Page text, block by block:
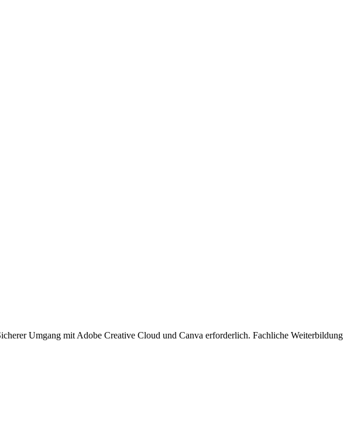
Umgang mit Adobe Creative Cloud und Canva erforderlich. Fachliche Weiterbildung